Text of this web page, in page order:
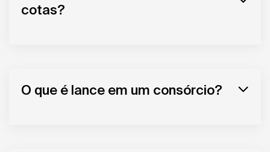
cotas?
O que é lance em um consórcio?